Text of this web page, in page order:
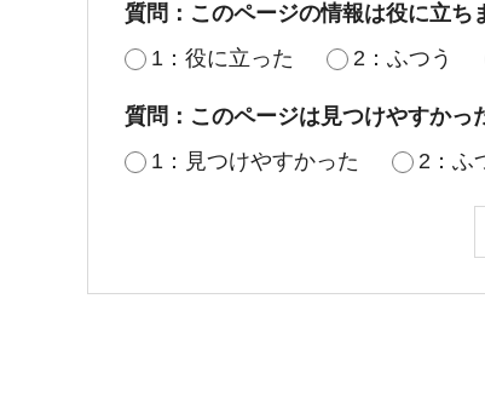
質問：このページの情報は役に立ち
1：役に立った
2：ふつう
質問：このページは見つけやすかっ
1：見つけやすかった
2：ふ